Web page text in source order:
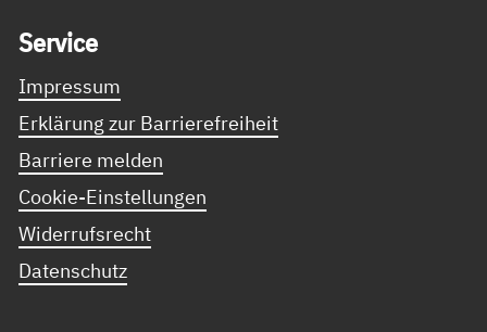
Ser­vice
Impressum
Erklärung zur Barrierefreiheit
Barriere melden
Cookie-Einstellungen
Widerrufsrecht
Datenschutz